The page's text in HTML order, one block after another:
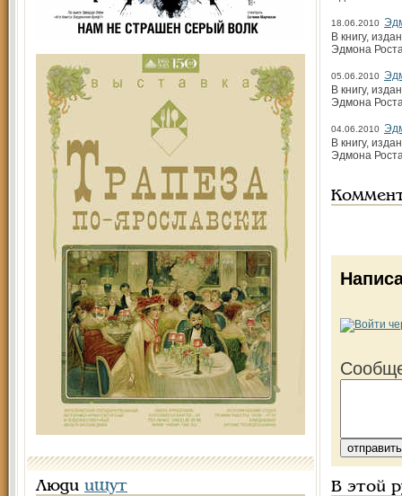
Люди ищут
18.06.2010
В книгу,
Эдмона
05.06.2010
В книгу,
Эдмона
04.06.2010
В книгу,
Эдмона
В этой